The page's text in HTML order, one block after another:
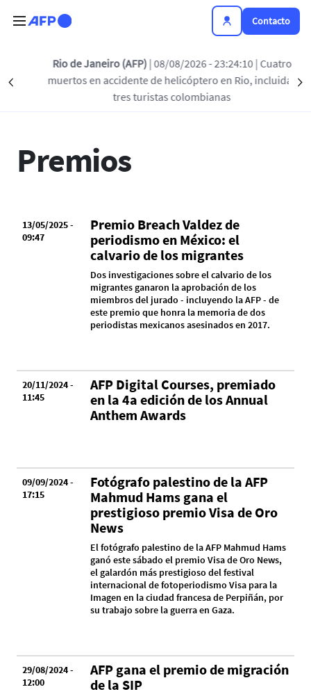
Contacto
Précédent
Rio de Janeiro (AFP)| 08/08/2026 - 23:24:10| Cuatro
muertos en accidente de helicóptero en Rio, incluidas
tres turistas colombianas
ACTUALIDAD AFP PREMIOS COMUNICADOS
Premios
13/05/2025 -
09:47
Premio Breach Valdez de
periodismo en México: el
calvario de los migrantes
Dos investigaciones sobre el calvario de los
migrantes ganaron la aprobación de los
miembros del jurado - incluyendo la AFP - de
este premio que honra la memoria de dos
periodistas mexicanos asesinados en 2017.
20/11/2024 -
11:45
AFP Digital Courses, premiado
en la 4a edición de los Annual
Anthem Awards
09/09/2024 -
17:15
Fotógrafo palestino de la AFP
Mahmud Hams gana el
prestigioso premio Visa de Oro
News
El fotógrafo palestino de la AFP Mahmud Hams
ganó este sábado el premio Visa de Oro News,
el galardón más prestigioso del festival
internacional de fotoperiodismo Visa para la
Imagen en la ciudad francesa de Perpiñán, por
su trabajo sobre la guerra en Gaza.
29/08/2024 -
12:00
AFP gana el premio de migración
de la SIP